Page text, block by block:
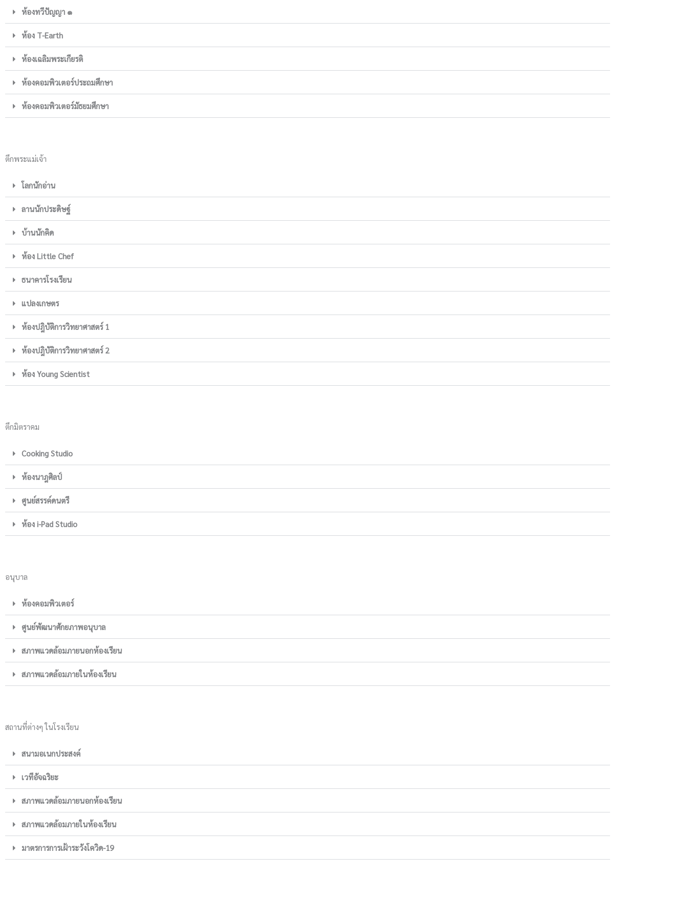
ห้องทวีปัญญา ๑
ห้อง T-Earth
ห้องเฉลิมพระเกียรติ
ห้องคอมพิวเตอร์ประถมศึกษา
ห้องคอมพิวเตอร์มัธยมศึกษา
ตึกพระแม่เจ้า
โลกนักอ่าน
ลานนักประดิษฐ์
บ้านนักคิด
ห้อง Little Chef
ธนาคารโรงเรียน
แปลงเกษตร
ห้องปฎิบัติการวิทยาศาสตร์ 1
ห้องปฎิบัติการวิทยาศาสตร์ 2
ห้อง Young Scientist
ตึกมิตราคม
Cooking Studio
ห้องนาฎศิลป์
ศูนย์สรรค์ดนตรี
ห้อง i-Pad Studio
อนุบาล
ห้องคอมพิวเตอร์
ศูนย์พัฒนาศักยภาพอนุบาล
สภาพแวดล้อมภายนอกห้องเรียน
สภาพแวดล้อมภายในห้องเรียน
สถานที่ต่างๆ ในโรงเรียน
สนามอเนกประสงค์
เวทีอัจฉริยะ
สภาพแวดล้อมภายนอกห้องเรียน
สภาพแวดล้อมภายในห้องเรียน
มาตรการการเฝ้าระวังโควิด-19